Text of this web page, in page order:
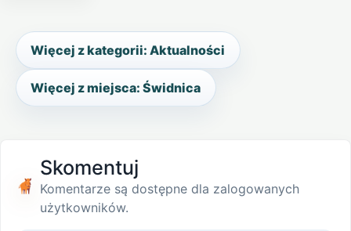
Więcej z kategorii: Aktualności
Więcej z miejsca: Świdnica
Skomentuj
Komentarze są dostępne dla zalogowanych
użytkowników.